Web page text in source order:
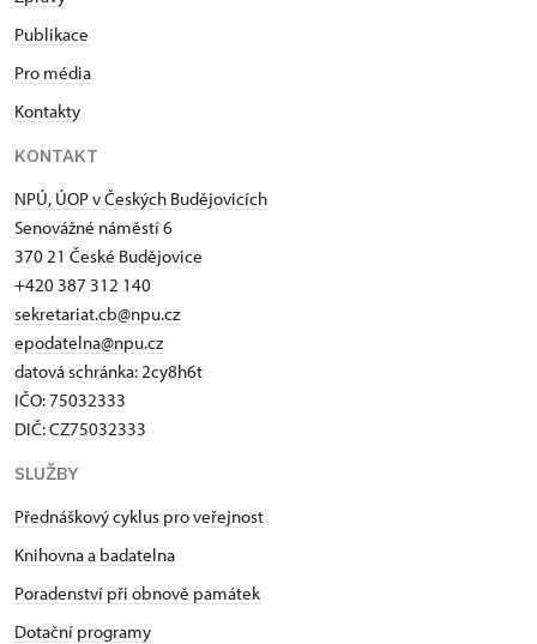
Publikace
Pro média
Kontakty
KONTAKT
NPÚ, ÚOP v Českých Budějovicích
Senovážné náměstí 6
370 21 České Budějovice
+420 387 312 140
sekretariat.cb@npu.cz
epodatelna@npu.cz
datová schránka: 2cy8h6t​
IČO: 75032333
DIČ: CZ75032333
SLUŽBY
Přednáškový cyklus pro veřejnost
Knihovna a badatelna
Poradenství při obnově památek
Dotační programy